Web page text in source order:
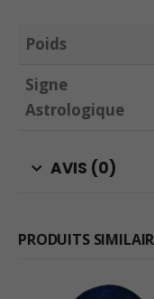
Poids
Signe
Astrologique
AVIS (0)
PRODUITS